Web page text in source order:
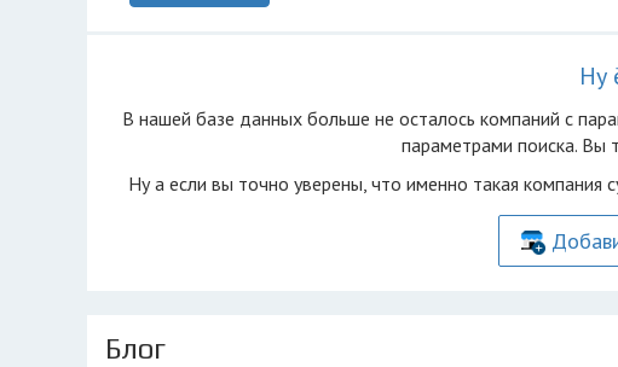
Ну
В нашей базе данных больше не осталоcь компаний с
параметрами поиска. Вы
Ну а если вы точно уверены, что именно такая
Блог